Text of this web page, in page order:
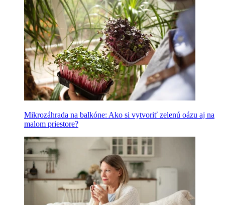
Mikrozáhrada na balkóne: Ako si vytvoriť zelenú oázu aj na
malom priestore?